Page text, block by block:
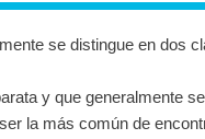
se distingue en dos
y que generalmente
la más común de